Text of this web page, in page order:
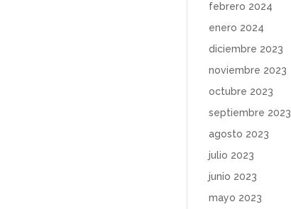
febrero 2024
enero 2024
diciembre 2023
noviembre 2023
octubre 2023
septiembre 2023
agosto 2023
julio 2023
junio 2023
mayo 2023